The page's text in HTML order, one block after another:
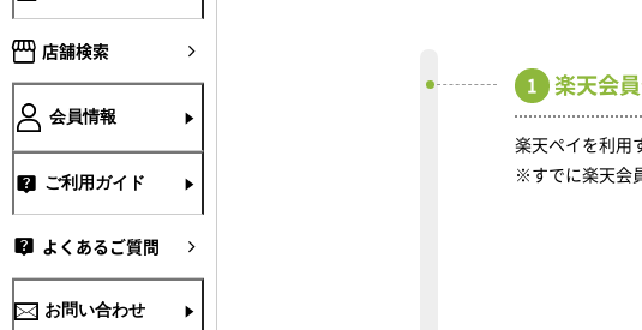
店舗検索
会員情報
ご利用ガイド
よくあるご質問
お問い合わせ
1 楽天会
楽天ペイを利用
※すでに楽天会